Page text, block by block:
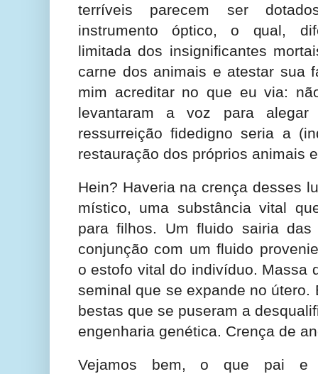
terríveis parecem ser
instrumento óptico, o qual,
limitada dos insignificantes
carne dos animais e atestar sua
mim acreditar no que eu via:
levantaram a voz para
ressurreição fidedigno seria a
restauração dos próprios animais
Hein? Haveria na crença desses
místico, uma substância vital
para filhos. Um fluido sairia
conjunção com um fluido
o estofo vital do indivíduo. Massa
seminal que se expande no
bestas que se puseram a
engenharia genética. Crença de
Vejamos bem, o que pai e